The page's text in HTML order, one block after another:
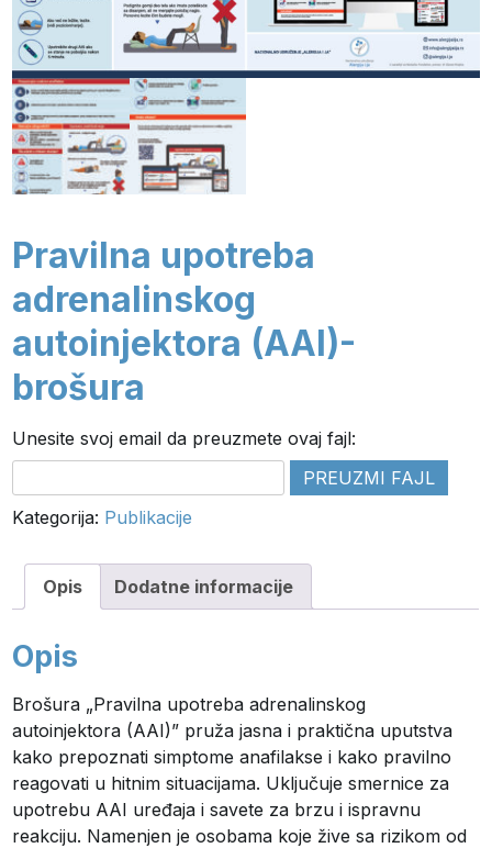
Pravilna upotreba
adrenalinskog
autoinjektora (AAI)-
brošura
Unesite svoj email da preuzmete ovaj fajl:
Kategorija: Publikacije
Opis Dodatne informacije
Opis
Brošura „Pravilna upotreba adrenalinskog
autoinjektora (AAI)” pruža jasna i praktična uputstva
kako prepoznati simptome anafilakse i kako pravilno
reagovati u hitnim situacijama. Uključuje smernice za
upotrebu AAI uređaja i savete za brzu i ispravnu
reakciju. Namenjen je osobama koje žive sa rizikom od